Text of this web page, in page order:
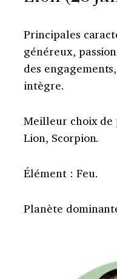
Principales
généreux,
des
intègre.
Meilleur choix de
Lion, Scorpion.
Élément : Feu.
Planète